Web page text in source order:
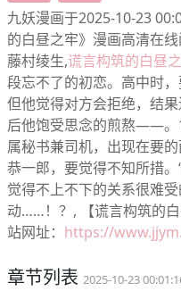
九妖漫画于2025-10-23
的白昼之牢》漫画高清在
藤村绫生,谎言构筑的白昼
段忘不了的初恋。高中时
但他觉得对方会拒绝，结
后他饱受思念的煎熬——。
属秘书兼司机，出现在要
恭一郎，要觉得不知所措
觉得不上不下的关系很难
动……！？, 【谎言构筑的
站网址： https://
章节列表 2025-10-23